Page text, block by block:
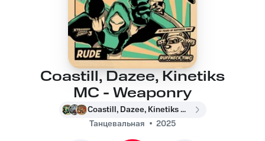
Coastill, Dazee, Kinetiks
MC - Weaponry
Coastill, Dazee, Kinetiks MC
Танцевальная
2025